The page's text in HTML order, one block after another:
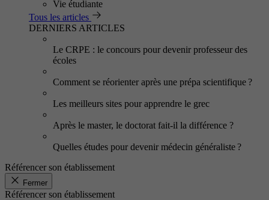
Vie étudiante
Tous les articles
DERNIERS ARTICLES
Le CRPE : le concours pour devenir professeur des
écoles
Comment se réorienter après une prépa scientifique ?
Les meilleurs sites pour apprendre le grec
Après le master, le doctorat fait-il la différence ?
Quelles études pour devenir médecin généraliste ?
Référencer son établissement
Fermer
Référencer son établissement